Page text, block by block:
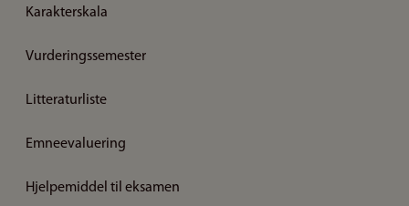
Karakterskala
Vurderingssemester
Litteraturliste
Emneevaluering
Hjelpemiddel til eksamen